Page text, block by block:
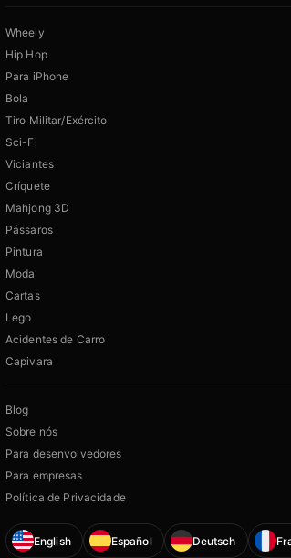
Wheely
Hip Hop
Para iPhone
Bola
Tiro Militar/Exército
Sci-Fi
Viciantes
Críquete
Mahjong 3D
Pássaros
Pintura
Moda
Cartas
Lego
Acidentes de Carro
Capivara
Blog
Sobre nós
Para desenvolvedores
Para empresas
Política de Privacidade
English Español Deutsch